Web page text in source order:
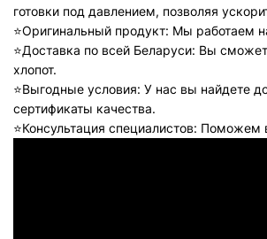
готовки под давлением, позволяя
⭐️Оригинальный продукт: Мы работаем
⭐️Доставка по всей Беларуси: Вы
хлопот.
⭐️Выгодные условия: У нас вы найдете
сертификаты качества.
⭐️Консультация специалистов: